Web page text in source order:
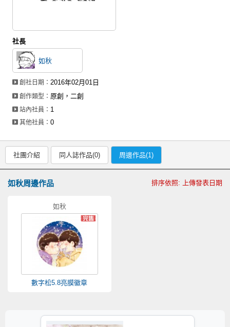
社長
如秋
創社日期：2016年02月01日
創作類型： 原創，二創
站內社員： 1
其他社員：0
社團介紹 同人誌作品(0) 周邊作品(1)
如秋周邊作品 排序依照: 上傳發表日期
如秋
數字松5.8亮膜徽章